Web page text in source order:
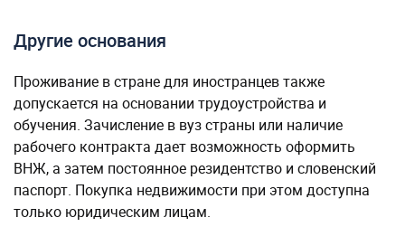
Другие основания
Проживание в стране для иностранцев также
допускается на основании трудоустройства и
обучения. Зачисление в вуз страны или наличие
рабочего контракта дает возможность оформить
ВНЖ, а затем постоянное резидентство и словенский
паспорт. Покупка недвижимости при этом доступна
только юридическим лицам.